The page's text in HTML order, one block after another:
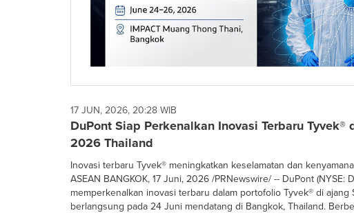
17 JUN, 2026, 20:28 WIB
DuPont Siap Perkenalkan Inovasi Terbaru Tyvek®
2026 Thailand
Inovasi terbaru Tyvek® meningkatkan keselamatan dan
ASEAN BANGKOK, 17 Juni, 2026 /PRNewswire/ -- DuPont (NYSE:
memperkenalkan inovasi terbaru dalam portofolio Tyvek® di ajang
berlangsung pada 24 Juni mendatang di Bangkok, Thailand.